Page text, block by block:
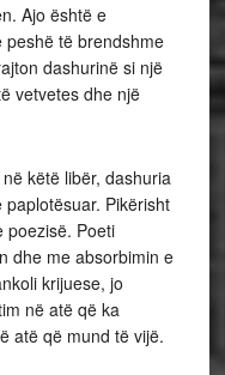
Ajo është e
peshë të brendshme
dashurinë si një
vetvetes dhe një
këtë libër, dashuria
Pikërisht
poezisë. Poeti
dhe me absorbimin e
krijuese, jo
në atë që ka
atë që mund të vijë.